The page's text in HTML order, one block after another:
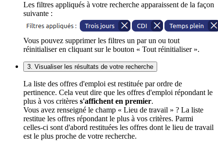
Les filtres appliqués à votre recherche apparaissent de la façon
suivante :
Vous pouvez supprimer les filtres un par un ou tout
réinitialiser en cliquant sur le bouton « Tout réinitialiser ».
3. Visualiser les résultats de votre recherche
La liste des offres d'emploi est restituée par ordre de
pertinence. Cela veut dire que les offres d'emploi répondant le
plus à vos critères s'affichent en premier.
Vous avez renseigné le champ « Lieu de travail » ? La liste
restitue les offres répondant le plus à vos critères. Parmi
celles-ci sont d'abord restituées les offres dont le lieu de travail
est le plus proche de votre recherche.